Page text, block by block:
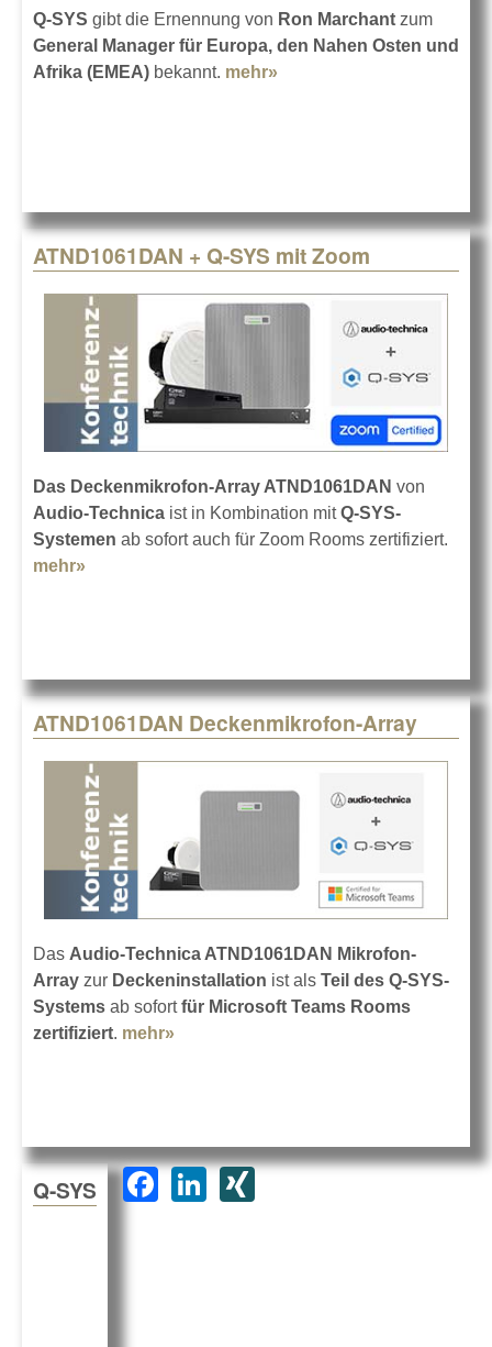
Q-SYS gibt die Ernennung von Ron Marchant zum
General Manager für Europa, den Nahen Osten und
Afrika (EMEA) bekannt. mehr»
ATND1061DAN + Q-SYS mit Zoom
Das Deckenmikrofon-Array ATND1061DAN von
Audio-Technica ist in Kombination mitQ-SYS-
Systemen ab sofort auch für Zoom Rooms zertifiziert.
mehr»
ATND1061DAN Deckenmikrofon-Array
Das Audio-Technica ATND1061DAN Mikrofon-
Array zur Deckeninstallation ist als Teil des Q-SYS-
Systems ab sofortfür Microsoft Teams Rooms
zertifiziert. mehr»
Q-SYS
F
Li XI